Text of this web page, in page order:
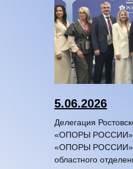
5.06.2026
Делегация
«ОПОРЫ РОССИИ»
«ОПОРЫ РОССИИ»,
областного